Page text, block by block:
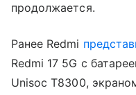
продолжается.
Ранее Redmi
Redmi 17 5G с
Unisoc T8300,